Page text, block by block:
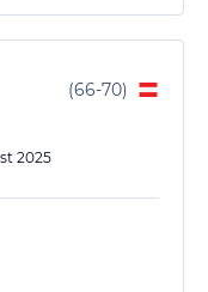
zugänglich und
(66-70)
2025